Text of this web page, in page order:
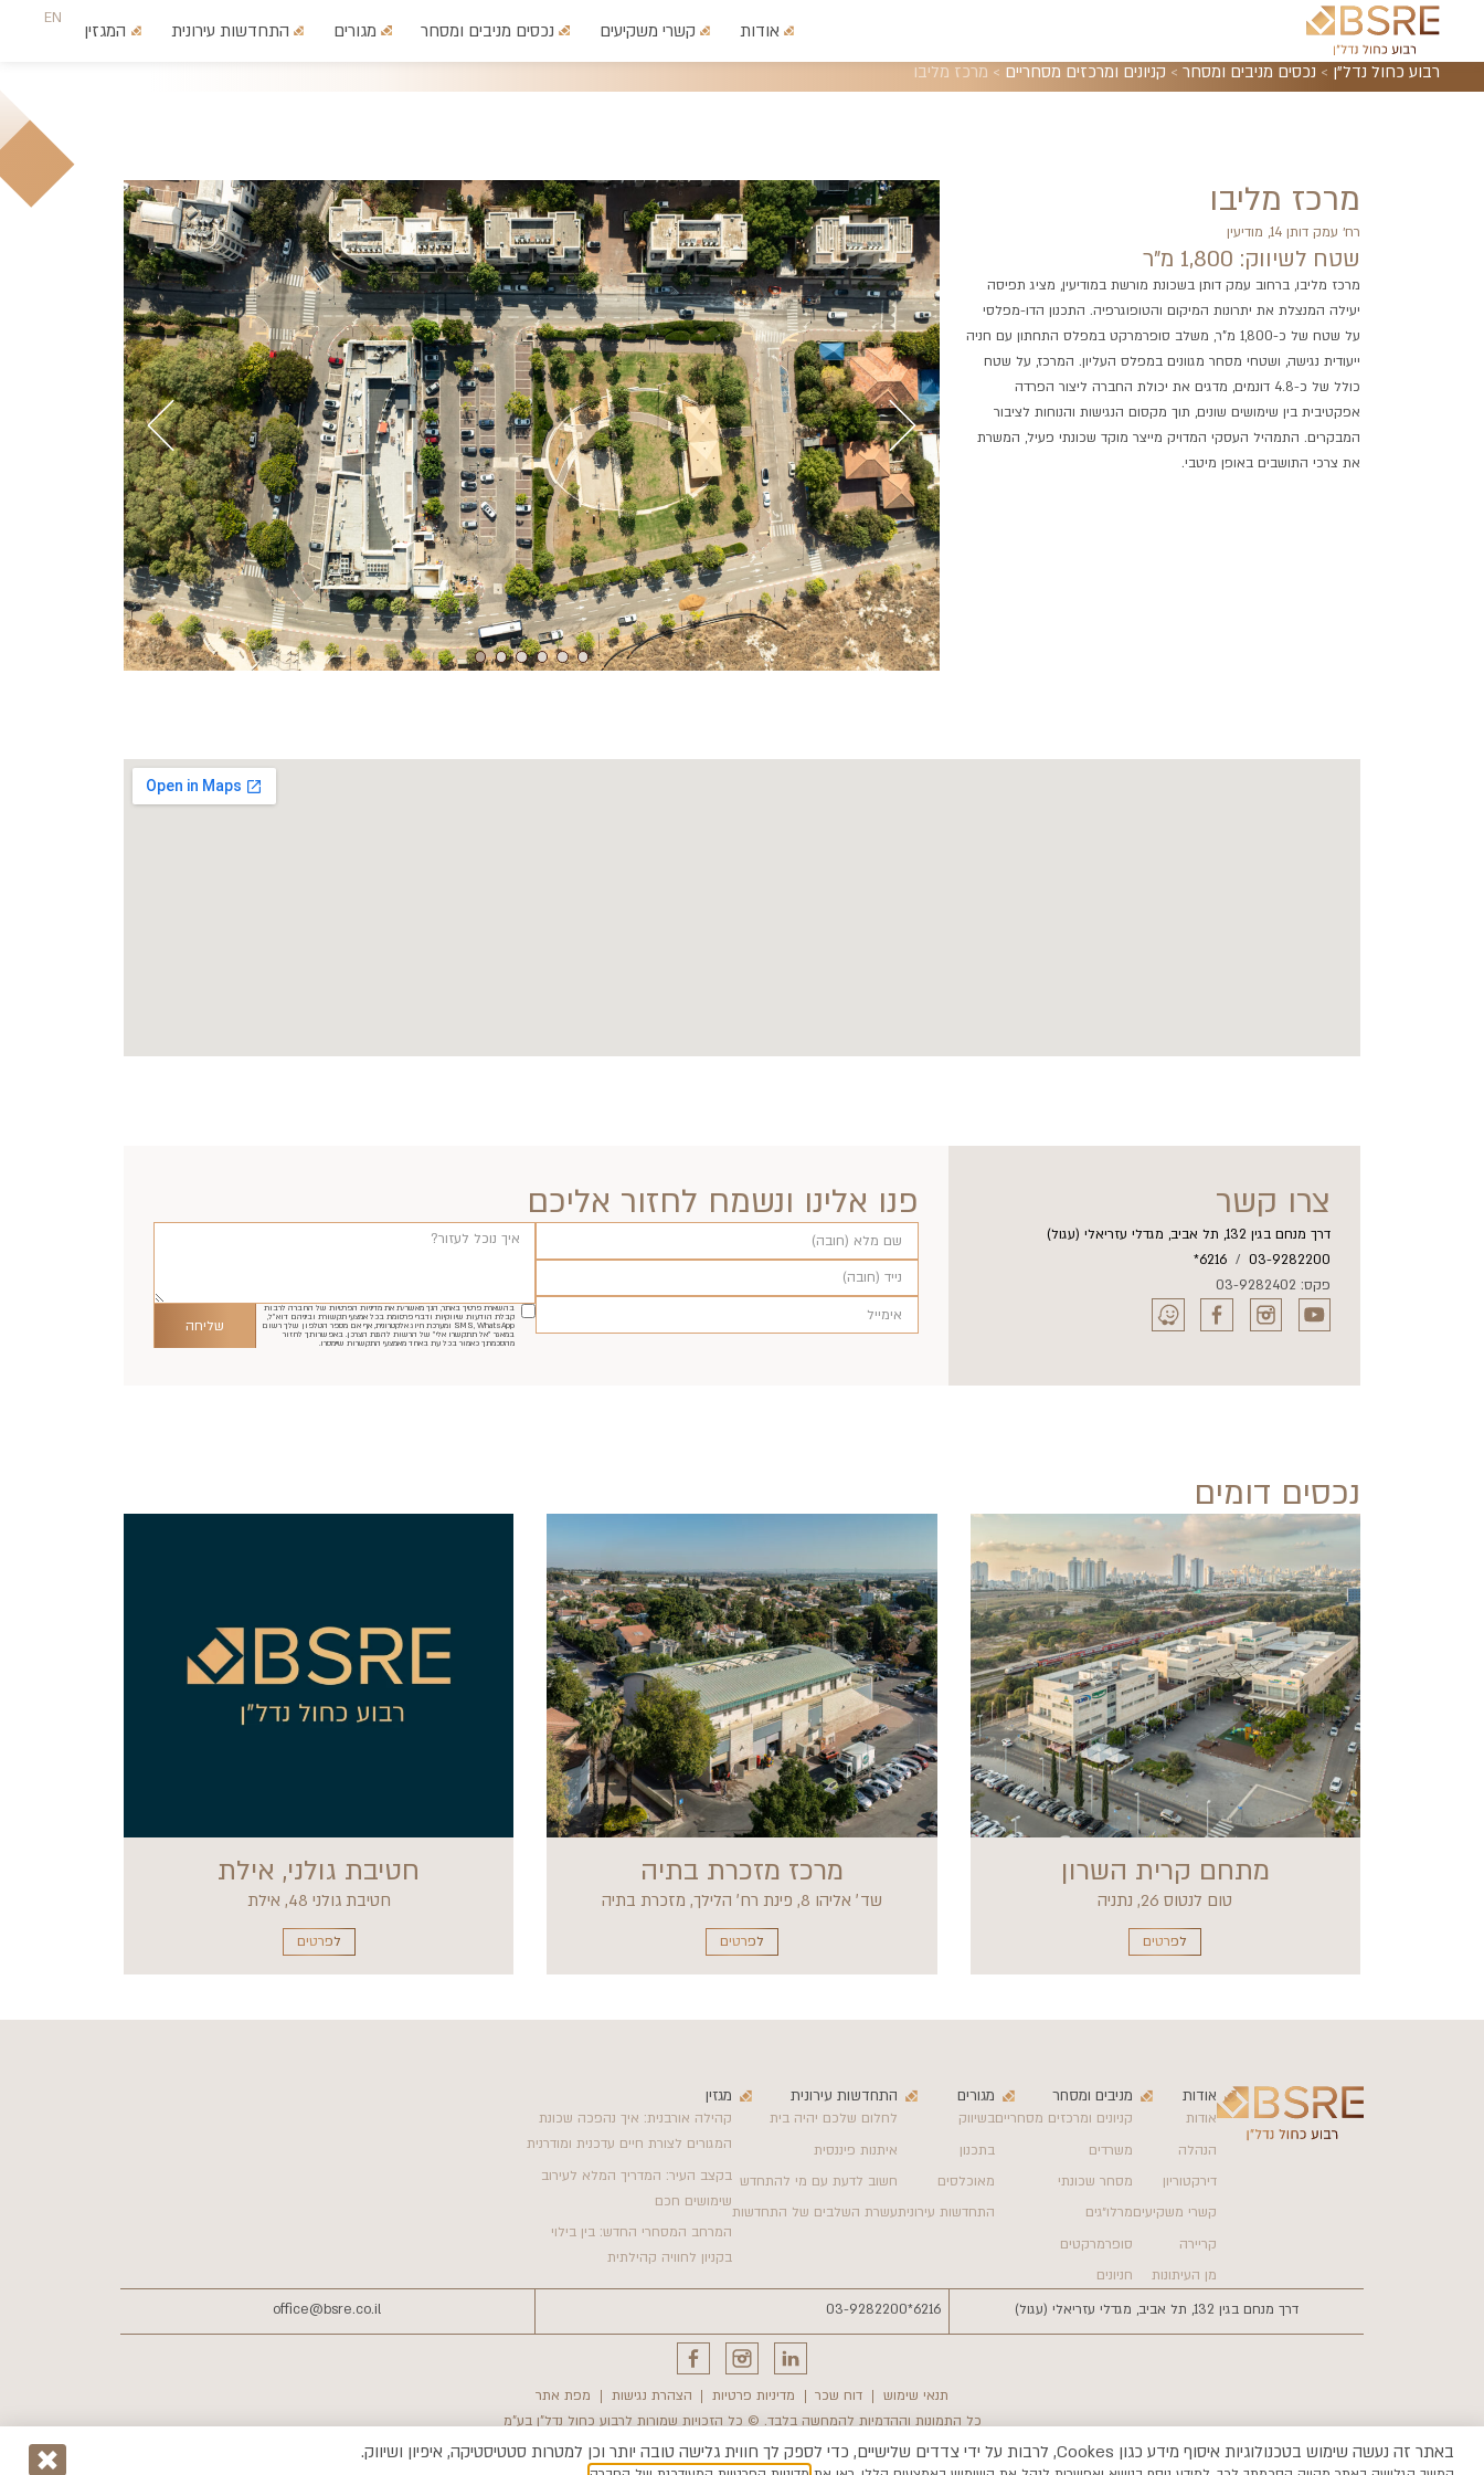
EN
אודות קשרי משקיעים נכסים מניבים ומסחר מגורים התחדשות עירונית
המגזין
רבוע כחול נדל"ן > נכסים מניבים ומסחר > קניונים ומרכזים מסחריים > מרכז מליבו
מרכז מליבו
רח׳ עמק דותן 14, מודיעין
שטח לשיווק: 1,800 מ"ר
מרכז מליבו, ברחוב עמק דותן בשכונת מורשת במודיעין, מציג תפיסה
יעילה המנצלת את יתרונות המיקום והטופוגרפיה. התכנון הדו-מפלסי
על שטח של כ-1,800 מ"ר, משלב סופרמרקט במפלס התחתון עם חניה
ייעודית נגישה, ושטחי מסחר מגוונים במפלס העליון. המרכז, על שטח
כולל של כ-4.8 דונמים, מדגים את יכולת החברה ליצור הפרדה
אפקטיבית בין שימושים שונים, תוך מקסום הנגישות והנוחות לציבור
המבקרים. התמהיל העסקי המדויק מייצר מוקד שכונתי פעיל, המשרת
את צרכי התושבים באופן מיטבי.
צרו קשר
דרך מנחם בגין 132, תל אביב, מגדלי עזריאלי (עגול)
03-9282200
/
6216*
פקס: 03-9282402
פנו אלינו ונשמח לחזור אליכם
בהשארת פרטיך באתר, הנך מאשר/ת את מדיניות הפרטיות של החברה לרבות
קבלת הודעות שיווקיות ודברי פרסומת בכל אמצעי תקשורת וביניהם דוא"ל,
SMS, WhatsApp ומערכת חיוג אלקטרונית, אף אם מספר הטלפון שלך רשום
במאגר "אל תתקשרו אלי" של הרשות להגנת הצרכן. באפשרותך לחזור
מהסכמתך כאמור בכל עת באחד מאמצעי התקשרות שיימסרו.
שליחה
נכסים דומים
מתחם קרית השרון
טום לנטוס 26, נתניה
לפרטים
מרכז מזכרת בתיה
שד׳ אליהו 8, פינת רח׳ הלילך, מזכרת בתיה
לפרטים
חטיבת גולני, אילת
חטיבת גולני 48, אילת
לפרטים
אודות
אודות
הנהלה
דירקטוריון
קשרי משקיעים
קריירה
מן העיתונות
מניבים ומסחר
קניונים ומרכזים מסחריים
משרדים
מסחר שכונתי
מרלו״גים
סופרמרקטים
חניונים
מגורים
בשיווק
בתכנון
מאוכלסים
התחדשות עירונית
התחדשות עירונית
לחלום שלכם יהיה בית
איתנות פיננסית
חשוב לדעת עם מי להתחדש
עשרת השלבים של התחדשות
מגזין
קהילה אורבנית: איך נהפכה שכונת
המגורים לצורת חיים עדכנית ומודרנית
בקצב העיר: המדריך המלא לעירוב
שימושים חכם
המרחב המסחרי החדש: בין בילוי
בקניון לחוויה קהילתית
דרך מנחם בגין 132, תל אביב, מגדלי עזריאלי (עגול) 6216*
03-9282200
office@bsre.co.il
תנאי שימוש דוח שכר מדיניות פרטיות הצהרת נגישות
מפת אתר
כל התמונות וההדמיות להמחשה בלבד. © כל הזכויות שמורות לרבוע כחול נדל"ן בע"מ
באתר זה נעשה שימוש בטכנולוגיות איסוף מידע כגון Cookes, לרבות על ידי צדדים שלישיים, כדי לספק לך חווית גלישה טובה יותר וכן למטרות סטטיסטיקה, איפיון ושיווק.